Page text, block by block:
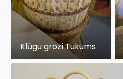
Klūgu grozi Tukums